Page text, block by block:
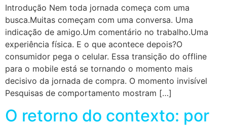
Introdução Nem toda jornada começa com uma
busca.Muitas começam com uma conversa. Uma
indicação de amigo.Um comentário no trabalho.Uma
experiência física. E o que acontece depois?O
consumidor pega o celular. Essa transição do offline
para o mobile está se tornando o momento mais
decisivo da jornada de compra. O momento invisível
Pesquisas de comportamento mostram […]
O retorno do contexto: por